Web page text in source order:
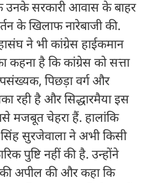
उनके सरकारी आवास के बाहर
के खिलाफ नारेबाजी की.
ने भी कांग्रेस हाईकमान
कहना है कि कांग्रेस को सत्ता
पिछड़ा वर्ग और
रही है और सिद्धारमैया इस
मजबूत चेहरा हैं. हालांकि
सिंह सुरजेवाला ने अभी किसी
पुष्टि नहीं की है. उन्होंने
अपील की और कहा कि